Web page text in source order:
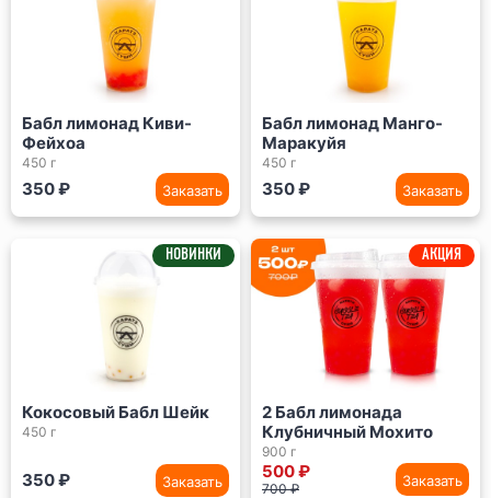
Бабл лимонад Киви-
Фейхоа
450 г
350 ₽ Заказать
Бабл лимонад Манго-
Маракуйя
450 г
350 ₽ Заказать
НОВИНКИ
Кокосовый Бабл Шейк
450 г
350 ₽ Заказать
АКЦИЯ
2 Бабл лимонада
Клубничный Мохито
900 г
500 ₽
700 ₽ Заказать